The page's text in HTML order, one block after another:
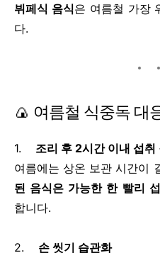
뷔페식 음식은 여름철 가장
다.
🍙 여름철 식중독 대
1. 조리 후 2시간 이내 섭취
여름에는 상온 보관 시간이
된 음식은 가능한 한 빨리
합니다.
2. 손 씻기 습관화